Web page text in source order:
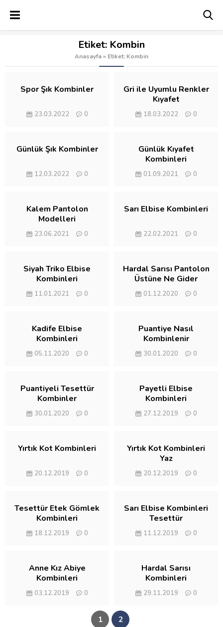
Etiket: Kombin
Anasayfa» Etiket: Kombin
Spor Şık Kombinler
23.03.2022 0
Gri ile Uyumlu Renkler
Kıyafet
18.03.2022 0
Günlük Şık Kombinler
12.03.2022 0
Günlük Kıyafet
Kombinleri
01.09.2021 0
Kalem Pantolon
Modelleri
23.06.2021 0
Sarı Elbise Kombinleri
22.02.2021 0
Siyah Triko Elbise
Kombinleri
11.01.2021 0
Hardal Sarısı Pantolon
Üstüne Ne Gider
01.12.2020 0
Kadife Elbise
Kombinleri
05.11.2020 0
Puantiye Nasıl
Kombinlenir
30.01.2020 0
Puantiyeli Tesettür
Kombinler
30.01.2020 0
Payetli Elbise
Kombinleri
27.12.2019 0
Yırtık Kot Kombinleri
20.12.2019 0
Yırtık Kot Kombinleri
Yaz
20.12.2019 0
Tesettür Etek Gömlek
Kombinleri
18.12.2019 0
Sarı Elbise Kombinleri
Tesettür
11.12.2019 0
Anne Kız Abiye
Kombinleri
03.12.2019 0
Hardal Sarısı
Kombinleri
29.11.2019 0
1 2